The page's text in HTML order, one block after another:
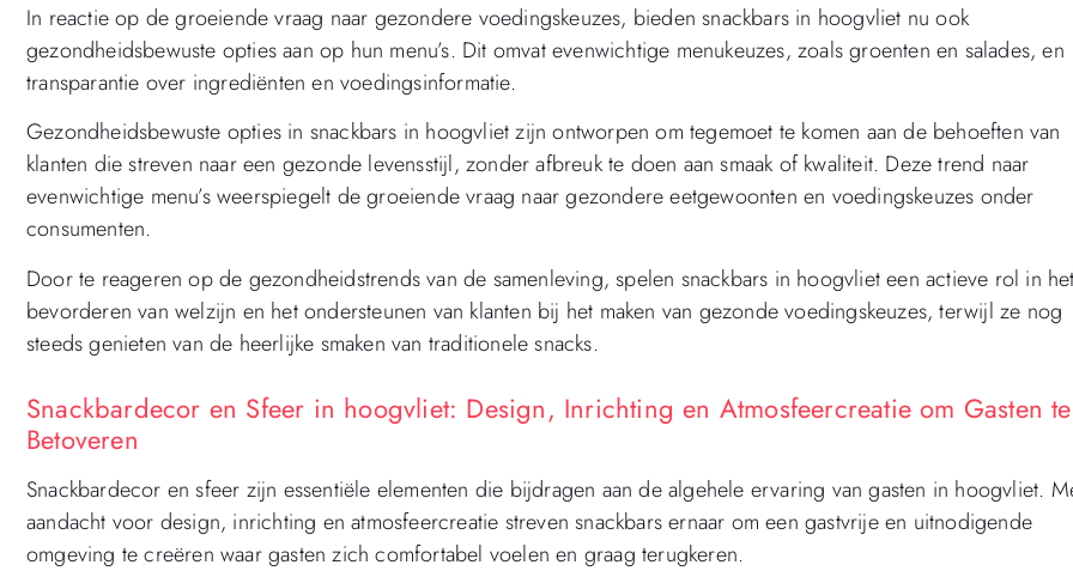
In reactie op de groeiende vraag naar gezondere voedingskeuzes, bieden snackbars in hoogvliet nu ook
gezondheidsbewuste opties aan op hun menu’s. Dit omvat evenwichtige menukeuzes, zoals groenten en salades, en
transparantie over ingrediënten en voedingsinformatie.
Gezondheidsbewuste opties in snackbars in hoogvliet zijn ontworpen om tegemoet te komen aan de behoeften van
klanten die streven naar een gezonde levensstijl, zonder afbreuk te doen aan smaak of kwaliteit. Deze trend naar
evenwichtige menu’s weerspiegelt de groeiende vraag naar gezondere eetgewoonten en voedingskeuzes onder
consumenten.
Door te reageren op de gezondheidstrends van de samenleving, spelen snackbars in hoogvliet een actieve rol in
bevorderen van welzijn en het ondersteunen van klanten bij het maken van gezonde voedingskeuzes, terwijl ze nog
steeds genieten van de heerlijke smaken van traditionele snacks.
Snackbardecor en Sfeer in hoogvliet: Design, Inrichting en Atmosfeercreatie om Gasten te
Betoveren
Snackbardecor en sfeer zijn essentiële elementen die bijdragen aan de algehele ervaring van gasten in hoogvliet.
aandacht voor design, inrichting en atmosfeercreatie streven snackbars ernaar om een gastvrije en uitnodigende
omgeving te creëren waar gasten zich comfortabel voelen en graag terugkeren.